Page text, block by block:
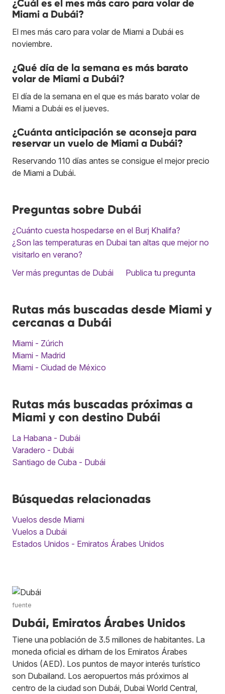
¿Cuál es el mes más caro para volar de
Miami a Dubái?
El mes más caro para volar de Miami a Dubái es
noviembre.
¿Qué día de la semana es más barato
volar de Miami a Dubái?
El día de la semana en el que es más barato volar de
Miami a Dubái es el jueves.
¿Cuánta anticipación se aconseja para
reservar un vuelo de Miami a Dubái?
Reservando 110 días antes se consigue el mejor precio
de Miami a Dubái.
Preguntas sobre Dubái
¿Cuánto cuesta hospedarse en el Burj Khalifa?
¿Son las temperaturas en Dubai tan altas que mejor no
visitarlo en verano?
Ver más preguntas de Dubái
Publica tu pregunta
Rutas más buscadas desde Miami y
cercanas a Dubái
Miami - Zúrich
Miami - Madrid
Miami - Ciudad de México
Rutas más buscadas próximas a
Miami y con destino Dubái
La Habana - Dubái
Varadero - Dubái
Santiago de Cuba - Dubái
Búsquedas relacionadas
Vuelos desde Miami
Vuelos a Dubái
Estados Unidos - Emiratos Árabes Unidos
fuente
Dubái, Emiratos Árabes Unidos
Tiene una población de 3.5 millones de habitantes. La
moneda oficial es dírham de los Emiratos Árabes
Unidos (AED). Los puntos de mayor interés turístico
son Dubailand. Los aeropuertos más próximos al
centro de la ciudad son Dubái, Dubai World Central,